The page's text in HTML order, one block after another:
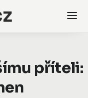
příteli: